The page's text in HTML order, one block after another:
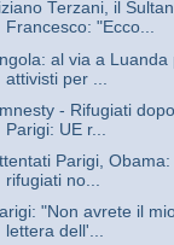
Terzani, il
Francesco: "Ecco...
al via a Luanda
attivisti per ...
- Rifugiati
Parigi: UE r...
Parigi, Obama:
rifugiati no...
"Non avrete il
lettera dell'...